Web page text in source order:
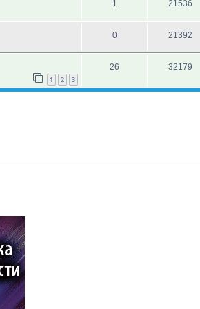
1 21536
0 21392
1 2 3
26 32179